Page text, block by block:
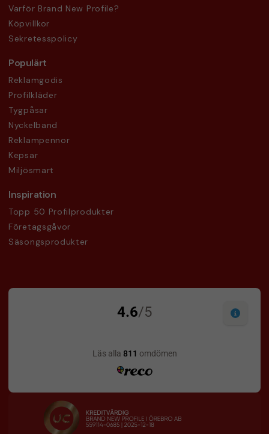
Varför Brand New Profile?
Köpvillkor
Sekretesspolicy
Populärt
Reklamgodis
Profilkläder
Tygpåsar
Nyckelband
Reklampennor
Kepsar
Miljösmart
Inspiration
Topp 50 Profilprodukter
Företagsgåvor
Säsongsprodukter